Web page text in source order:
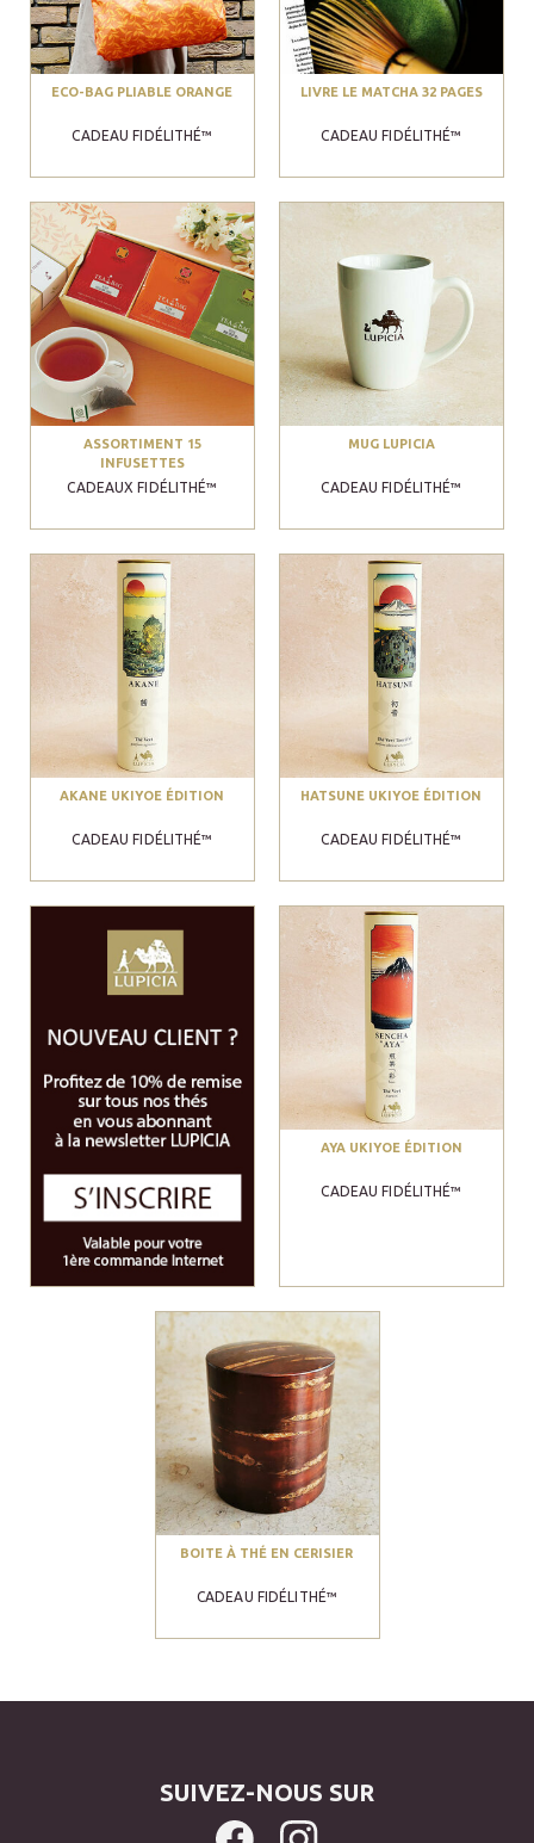
ECO-BAG PLIABLE ORANGE
CADEAU FIDÉLITHÉ™
LIVRE LE MATCHA 32 PAGES
CADEAU FIDÉLITHÉ™
ASSORTIMENT 15
INFUSETTES
CADEAUX FIDÉLITHÉ™
MUG LUPICIA
CADEAU FIDÉLITHÉ™
AKANE UKIYOE ÉDITION
CADEAU FIDÉLITHÉ™
HATSUNE UKIYOE ÉDITION
CADEAU FIDÉLITHÉ™
AYA UKIYOE ÉDITION
CADEAU FIDÉLITHÉ™
BOITE À THÉ EN CERISIER
CADEAU FIDÉLITHÉ™
SUIVEZ-NOUS SUR